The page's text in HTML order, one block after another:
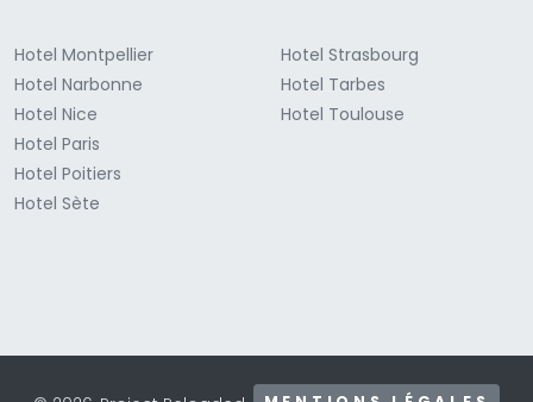
Hotel Montpellier
Hotel Narbonne
Hotel Nice
Hotel Paris
Hotel Poitiers
Hotel Sète
Hotel Strasbourg
Hotel Tarbes
Hotel Toulouse